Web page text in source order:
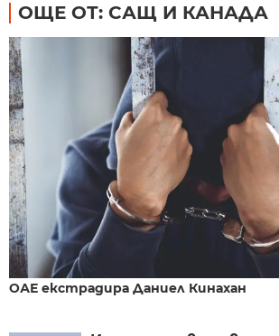
ОЩЕ ОТ: САЩ И КАНАДА
ОАЕ екстрадира Даниел Кинахан